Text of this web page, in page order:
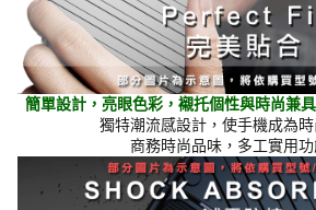
簡單設計，亮眼色彩，襯托個性與時尚兼
獨特潮流感設計，使手機成為
商務時尚品味，多工實用